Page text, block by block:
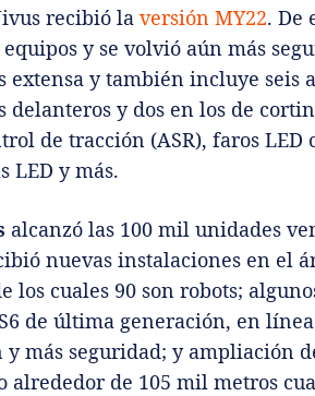
recibió la versión MY22. De
y se volvió aún más
y también incluye seis
y dos en los de
de tracción (ASR), faros LED
LED y más.
alcanzó las 100 mil unidades
nuevas instalaciones en el
los cuales 90 son robots;
de última generación, en
más seguridad; y ampliación
alrededor de 105 mil metros